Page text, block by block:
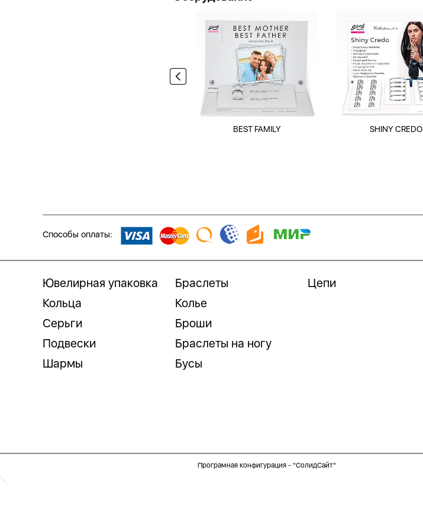
BEST FAMILY SHINY CREDO
Способы оплаты:
Ювелирная упаковка
Кольца
Серьги
Подвески
Шармы
Браслеты
Колье
Броши
Браслеты на ногу
Бусы
Цепи
Програмная конфигурация - "СолидСайт"